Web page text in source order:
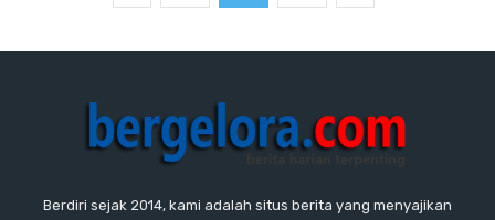
Berdiri sejak 2014, kami adalah situs berita yang menyajikan